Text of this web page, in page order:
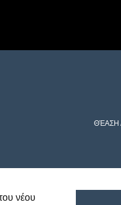
ΘΈΑΣΗ
νέου